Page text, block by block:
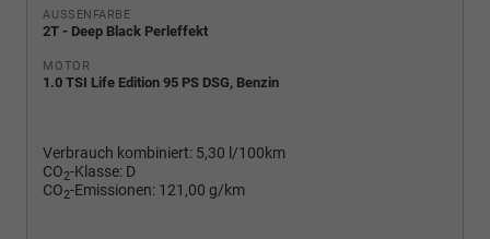
AUSSENFARBE
2T - Deep Black Perleffekt
MOTOR
1.0 TSI Life Edition 95 PS DSG, Benzin
Verbrauch kombiniert: 5,30 l/100km
CO2-Klasse: D
CO2-Emissionen: 121,00 g/km